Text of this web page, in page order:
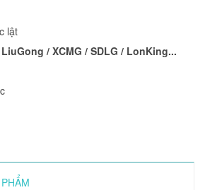
lật
/ XCMG / SDLG / LonKing...